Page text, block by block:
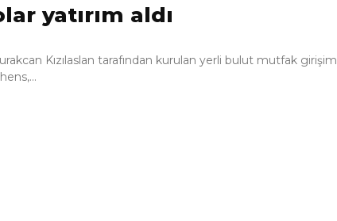
yatırım aldı
Kızılaslan tarafından kurulan yerli bulut mutfak girişim